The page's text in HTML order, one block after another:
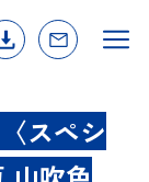
スペシ